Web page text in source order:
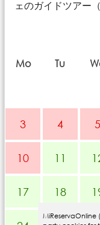
ェのガイドツアー